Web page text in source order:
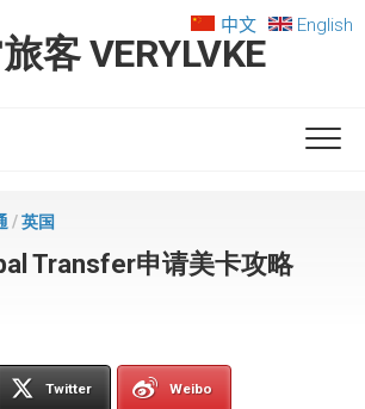
客 VERYLVKE
中文 English
/英国
Transfer申请美卡攻略
Twitter Weibo